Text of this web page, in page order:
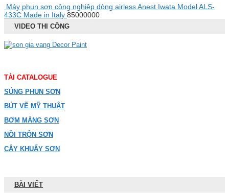
Máy phun sơn công nghiệp dòng airless Anest Iwata Model ALS-
433C Made in Italy 85000000
VIDEO THI CÔNG
TẢI CATALOGUE
SÚNG PHUN SƠN
BÚT VẼ MỸ THUẬT
BƠM MÀNG SƠN
NỒI TRỘN SƠN
CÂY KHUẤY SƠN
BÀI VIẾT